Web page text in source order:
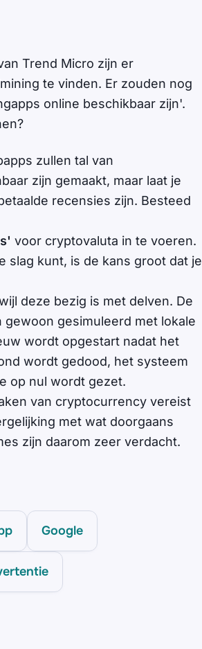
Trend Micro zijn er
te vinden. Er zouden nog
online beschikbaar zijn'.
zullen tal van
zijn gemaakt, maar laat je
recensies zijn. Besteed
voor cryptovaluta in te voeren.
slag kunt, is de kans groot dat je
deze bezig is met delven. De
gesimuleerd met lokale
wordt opgestart nadat het
wordt gedood, het systeem
op nul wordt gezet.
van cryptocurrency vereist
met wat doorgaans
zijn daarom zeer verdacht.
Google